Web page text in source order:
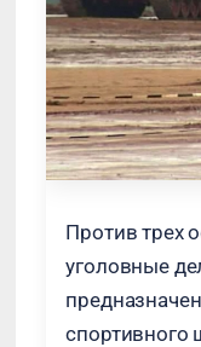
Против трех
уголовные
спортивного